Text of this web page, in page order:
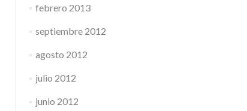
febrero 2013
septiembre 2012
agosto 2012
julio 2012
junio 2012